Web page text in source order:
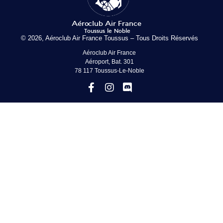
© 2026, Aéroclub Air France Toussus – Tous Droits Réservés
Aéroclub Air France
Aéroport, Bat. 301
78 117 Toussus-Le-Noble